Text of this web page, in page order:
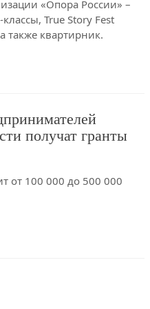
«Опора России» –
True Story Fest
также квартирник.
получат гранты
от 100 000 до 500 000